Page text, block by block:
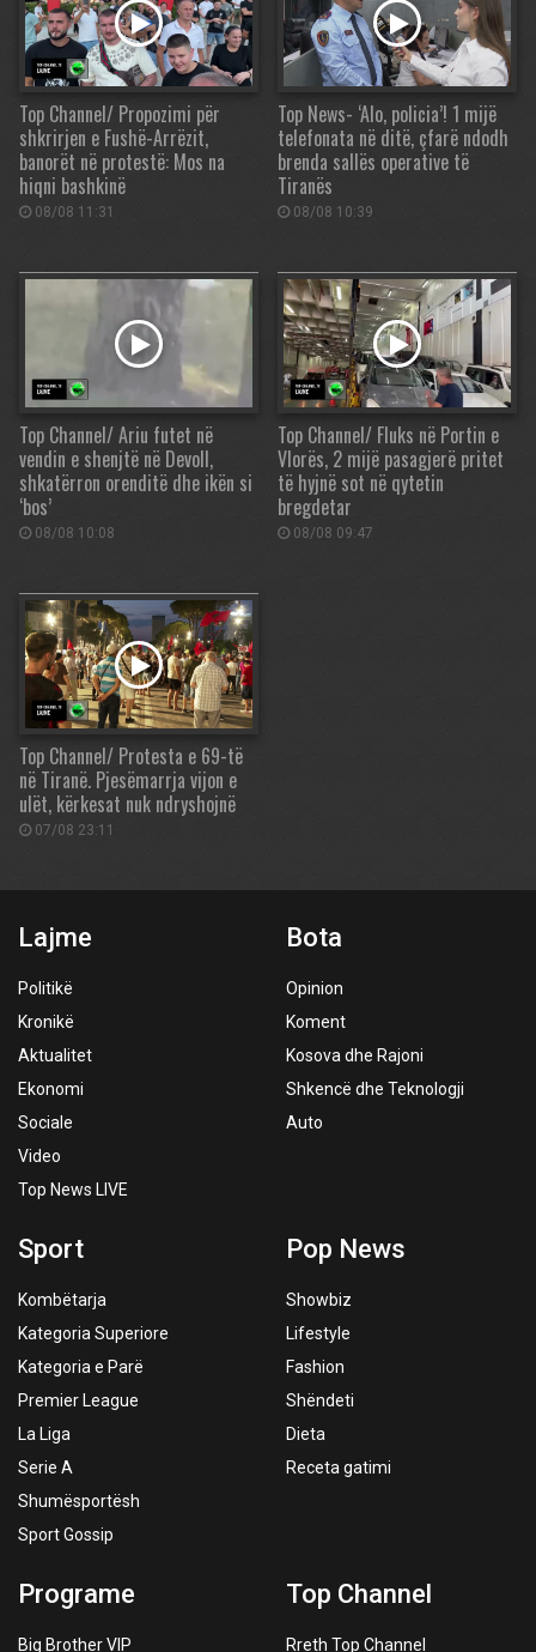
Top Channel/ Propozimi për
shkrirjen e Fushë-Arrëzit,
banorët në protestë: Mos na
hiqni bashkinë
08/08 11:31
Top News- ‘Alo, policia’! 1 mijë
telefonata në ditë, çfarë ndodh
brenda sallës operative të
Tiranës
08/08 10:39
Top Channel/ Ariu futet në
vendin e shenjtë në Devoll,
shkatërron orenditë dhe ikën si
‘bos’
08/08 10:08
Top Channel/ Fluks në Portin e
Vlorës, 2 mijë pasagjerë pritet
të hyjnë sot në qytetin
bregdetar
08/08 09:47
Top Channel/ Protesta e 69-të
në Tiranë. Pjesëmarrja vijon e
ulët, kërkesat nuk ndryshojnë
07/08 23:11
Lajme
Politikë
Kronikë
Aktualitet
Ekonomi
Sociale
Video
Top News LIVE
Bota
Opinion
Koment
Kosova dhe Rajoni
Shkencë dhe Teknologji
Auto
Sport
Kombëtarja
Kategoria Superiore
Kategoria e Parë
Premier League
La Liga
Serie A
Shumësportësh
Sport Gossip
Pop News
Showbiz
Lifestyle
Fashion
Shëndeti
Dieta
Receta gatimi
Programe
Big Brother VIP
Top Channel
Rreth Top Channel